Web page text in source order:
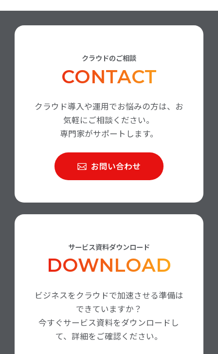
クラウドのご相談
CONTACT
クラウド導入や運用でお悩みの方は、お
気軽にご相談ください。
専門家がサポートします。
お問い合わせ
サービス資料ダウンロード
DOWNLOAD
ビジネスをクラウドで加速させる準備は
できていますか？
今すぐサービス資料をダウンロードし
て、詳細をご確認ください。